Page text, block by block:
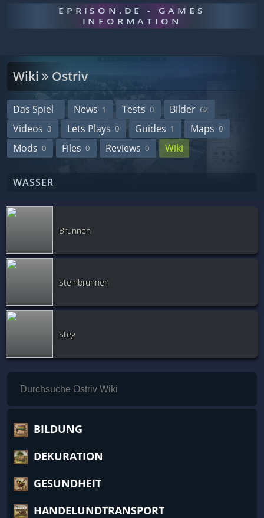
EPRISON.DE - GAMES
INFORMATION
Wiki Ostriv
Das Spiel News 1 Tests 0 Bilder 62
Videos 3 Lets Plays 0 Guides 1 Maps 0
Mods 0 Files 0 Reviews 0 Wiki
WASSER
Brunnen
Steinbrunnen
Steg
BILDUNG
DEKURATION
GESUNDHEIT
HANDELUNDTRANSPORT